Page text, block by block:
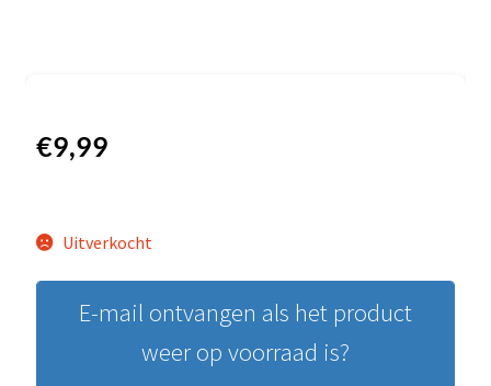
€9,99
Uitverkocht
E-mail ontvangen als het product
weer op voorraad is?